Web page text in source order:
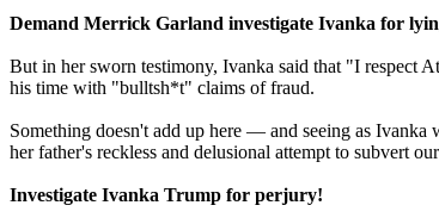
Demand Merrick Garland investigate Ivanka for
But in her sworn testimony, Ivanka said that "I respect
his time with "bulltsh*t" claims of fraud.
Something doesn't add up here — and seeing as
her father's reckless and delusional attempt to subvert
Investigate Ivanka Trump for perjury!